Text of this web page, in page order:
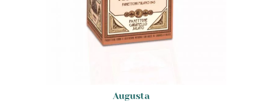
Augusta